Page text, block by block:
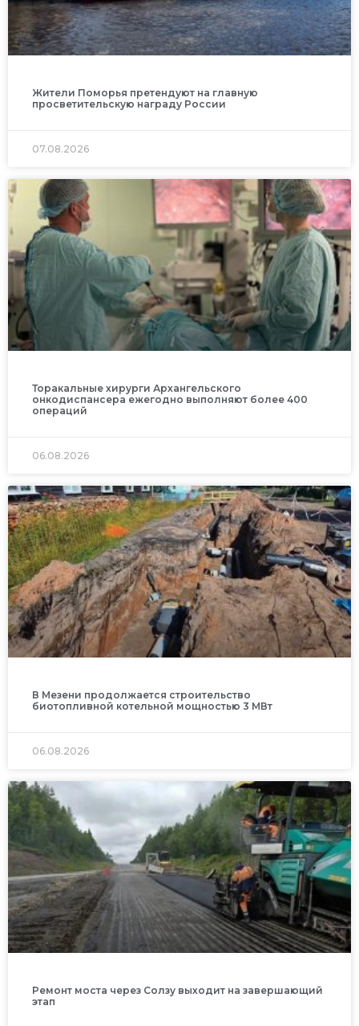
Жители Поморья претендуют на главную
просветительскую награду России
07.08.2026
Торакальные хирурги Архангельского
онкодиспансера ежегодно выполняют более 400
операций
06.08.2026
В Мезени продолжается строительство
биотопливной котельной мощностью 3 МВт
06.08.2026
Ремонт моста через Солзу выходит на завершающий
этап